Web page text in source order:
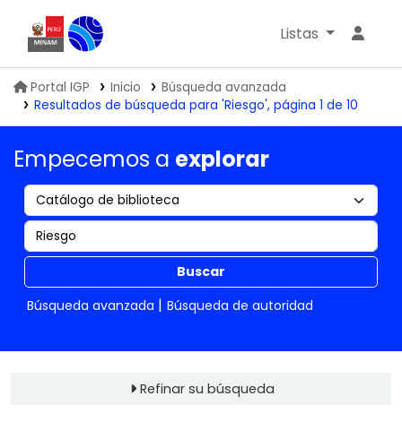
Biblioteca IGP
Listas
Portal IGP Inicio
Búsqueda avanzada
Resultados de búsqueda para 'Riesgo', página 1 de 10
Empecemos a explorar
Buscar
Búsqueda avanzada
Búsqueda de autoridad
Refinar su búsqueda